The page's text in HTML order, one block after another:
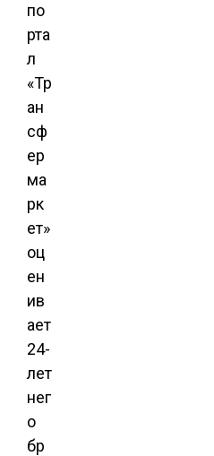
по
рта
л
«Тр
ан
сф
ер
ма
рк
ет»
оц
ен
ив
ает
24-
лет
нег
о
бр